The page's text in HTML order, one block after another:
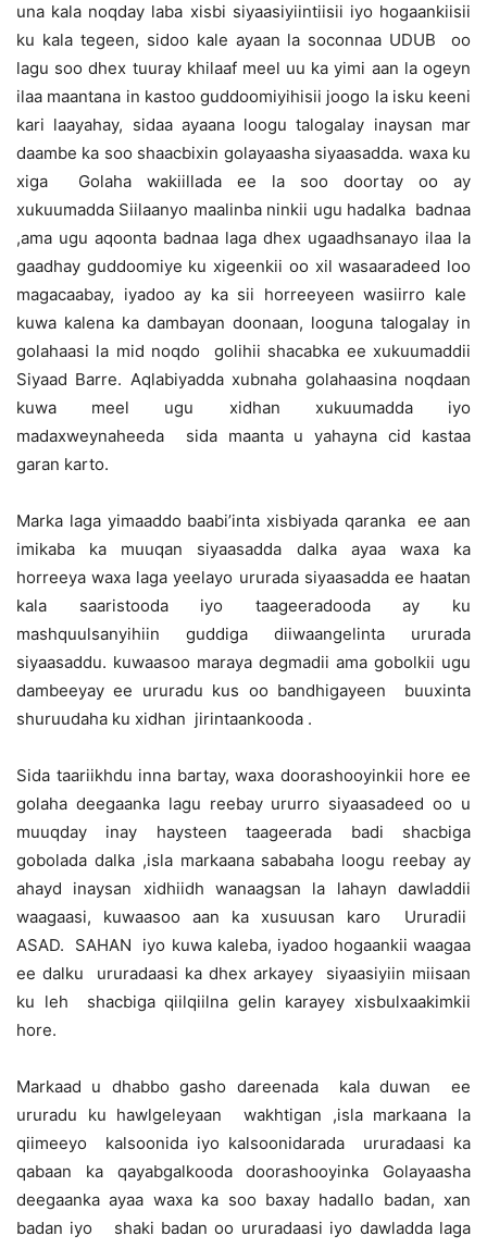
una kala noqday laba xisbi siyaasiyiintiisii iyo hogaankiisii
ku kala tegeen, sidoo kale ayaan la soconnaa UDUB oo
lagu soo dhex tuuray khilaaf meel uu ka yimi aan la ogeyn
ilaa maantana in kastoo guddoomiyihisii joogo la isku keeni
kari laayahay, sidaa ayaana loogu talogalay inaysan mar
daambe ka soo shaacbixin golayaasha siyaasadda. waxa ku
xiga Golaha wakiillada ee la soo doortay oo ay
xukuumadda Siilaanyo maalinba ninkii ugu hadalka badnaa
,ama ugu aqoonta badnaa laga dhex ugaadhsanayo ilaa la
gaadhay guddoomiye ku xigeenkii oo xil wasaaradeed loo
magacaabay, iyadoo ay ka sii horreeyeen wasiirro kale
kuwa kalena ka dambayan doonaan, looguna talogalay in
golahaasi la mid noqdo golihii shacabka ee xukuumaddii
Siyaad Barre. Aqlabiyadda xubnaha golahaasina noqdaan
kuwa meel ugu xidhan xukuumadda iyo
madaxweynaheeda sida maanta u yahayna cid kastaa
garan karto.
Marka laga yimaaddo baabi’inta xisbiyada qaranka ee aan
imikaba ka muuqan siyaasadda dalka ayaa waxa ka
horreeya waxa laga yeelayo ururada siyaasadda ee haatan
kala saaristooda iyo taageeradooda ay ku
mashquulsanyihiin guddiga diiwaangelinta ururada
siyaasaddu. kuwaasoo maraya degmadii ama gobolkii ugu
dambeeyay ee ururadu kus oo bandhigayeen buuxinta
shuruudaha ku xidhan jirintaankooda .
Sida taariikhdu inna bartay, waxa doorashooyinkii hore ee
golaha deegaanka lagu reebay ururro siyaasadeed oo u
muuqday inay haysteen taageerada badi shacbiga
gobolada dalka ,isla markaana sababaha loogu reebay ay
ahayd inaysan xidhiidh wanaagsan la lahayn dawladdii
waagaasi, kuwaasoo aan ka xusuusan karo Ururadii
ASAD. SAHAN iyo kuwa kaleba, iyadoo hogaankii waagaa
ee dalku ururadaasi ka dhex arkayey siyaasiyiin miisaan
ku leh shacbiga qiilqiilna gelin karayey xisbulxaakimkii
hore.
Markaad u dhabbo gasho dareenada kala duwan ee
ururadu ku hawlgeleyaan wakhtigan ,isla markaana la
qiimeeyo kalsoonida iyo kalsoonidarada ururadaasi ka
qabaan ka qayabgalkooda doorashooyinka Golayaasha
deegaanka ayaa waxa ka soo baxay hadallo badan, xan
badan iyo shaki badan oo ururadaasi iyo dawladda laga